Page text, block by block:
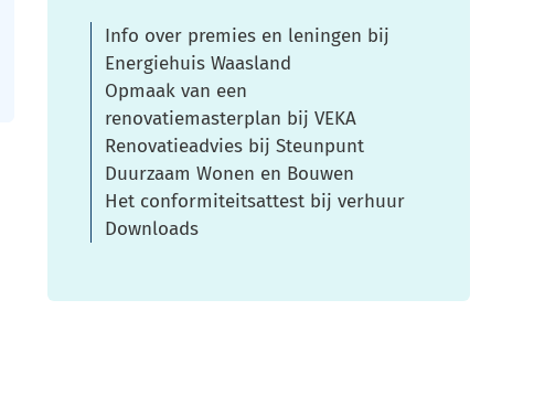
Info over premies en leningen bij
Energiehuis Waasland
Opmaak van een
renovatiemasterplan bij VEKA
Renovatieadvies bij Steunpunt
Duurzaam Wonen en Bouwen
Het conformiteitsattest bij verhuur
Downloads